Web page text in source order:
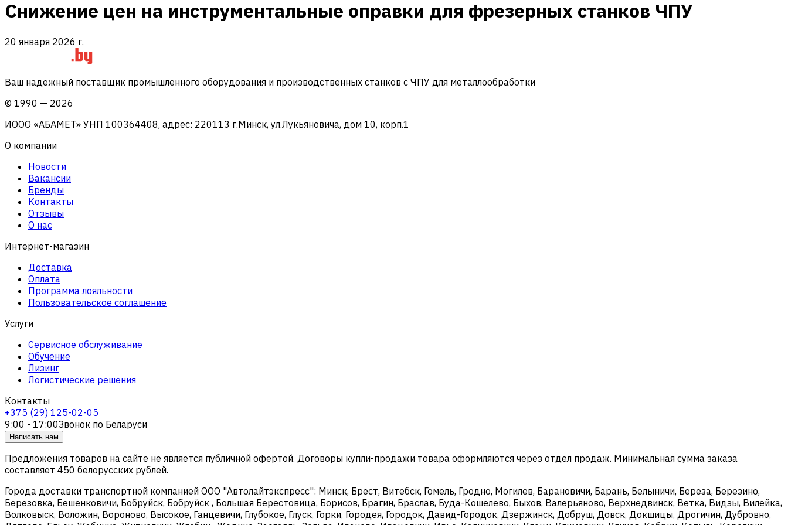
Снижение цен на инструментальные оправки для фрезерных станков ЧПУ
20 января 2026 г.
Ваш надежный поставщик промышленного оборудования и производственных станков с ЧПУ для металлообработки
© 1990 — 2026
ИООО «АБАМЕТ» УНП 100364408, адрес: 220113 г.Минск, ул.Лукьяновича, дом 10, корп.1
О компании
Новости
Вакансии
Бренды
Контакты
Отзывы
О нас
Интернет-магазин
Доставка
Оплата
Программа лояльности
Пользовательское соглашение
Услуги
Сервисное обслуживание
Обучение
Лизинг
Логистические решения
Контакты
+375 (29) 125-02-05
9:00 - 17:00Звонок по Беларуси
Написать нам
Предложения товаров на сайте не является публичной офертой. Договоры купли-продажи товара оформляются через отдел продаж. Минимальная сумма заказа
составляет 450 белорусских рублей.
Города доставки транспортной компанией ООО "Автолайтэкспресс": Минск, Брест, Витебск, Гомель, Гродно, Могилев, Барановичи, Барань, Белыничи, Береза, Березино,
Березовка, Бешенковичи, Бобруйск, Бобруйск , Большая Берестовица, Борисов, Брагин, Браслав, Буда-Кошелево, Быхов, Валерьяново, Верхнедвинск, Ветка, Видзы, Вилейка,
Волковыск, Воложин, Вороново, Высокое, Ганцевичи, Глубокое, Глуск, Горки, Городея, Городок, Давид-Городок, Дзержинск, Добруш, Довск, Докшицы, Дрогичин, Дубровно,